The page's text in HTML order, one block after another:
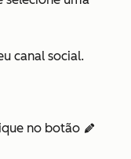
canal social.
no botão edit